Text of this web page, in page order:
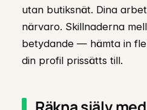
utan butiksnät. Dina
närvaro. Skillnaderna
betydande — hämta in
din profil prissätts till.